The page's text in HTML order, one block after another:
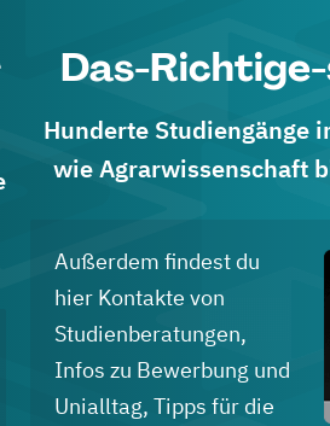
(m/w/d)
(Technology,
in Deutschland
Das-
Hunderte Studiengänge
wie Agrarwissenschaft
Außerdem findest du
hier Kontakte von
Studienberatungen,
Infos zu Bewerbung und
Unialltag, Tipps für die